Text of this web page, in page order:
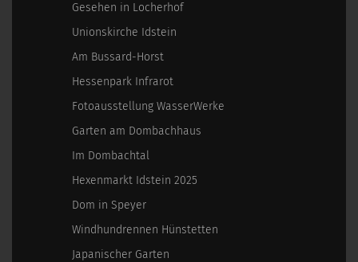
Gesehen in Locherhof
Unionskirche Idstein
Am Bussard-Horst
Hessenpark Infrarot
Fotoausstellung WasserWerke
Garten am Dombachhaus
Im Dombachtal
Hexenmarkt Idstein 2025
Dom in Speyer
Windhundrennen Hünstetten
Japanischer Garten